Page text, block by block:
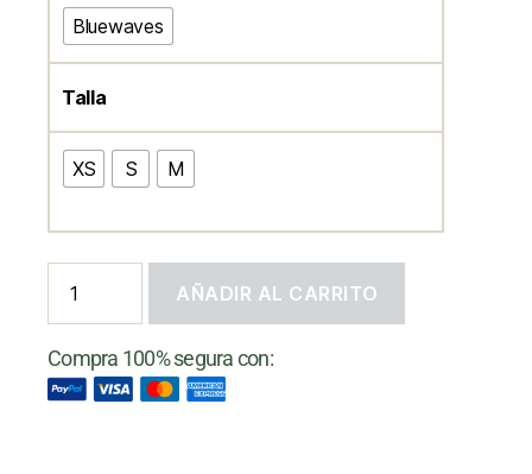
Bluewaves
Talla
XS S M
AÑADIR AL CARRITO
Compra 100% segura con: